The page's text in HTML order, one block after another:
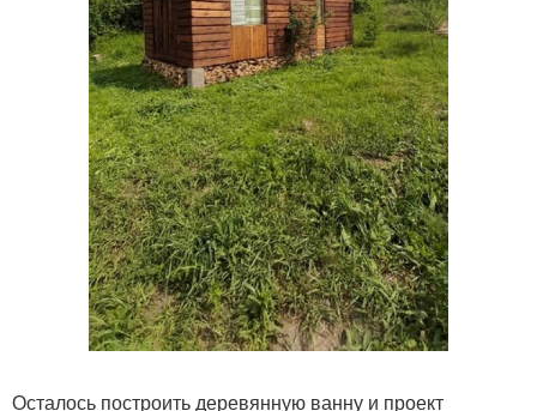
Осталось построить деревянную ванну и проект